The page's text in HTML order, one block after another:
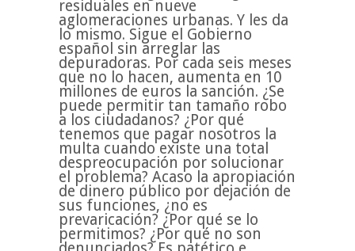
residuales en nueve
aglomeraciones urbanas. Y les da
lo mismo. Sigue el Gobierno
español sin arreglar las
depuradoras. Por cada seis meses
que no lo hacen, aumenta en 10
millones de euros la sanción. ¿Se
puede permitir tan tamaño robo
a los ciudadanos? ¿Por qué
tenemos que pagar nosotros la
multa cuando existe una total
despreocupación por solucionar
el problema? Acaso la apropiación
de dinero público por dejación de
sus funciones, ¿no es
prevaricación? ¿Por qué se lo
permitimos? ¿Por qué no son